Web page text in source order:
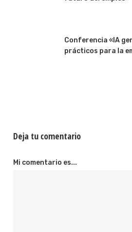
Conferencia «IA
prácticos para la
Deja tu comentario
Mi comentario es...